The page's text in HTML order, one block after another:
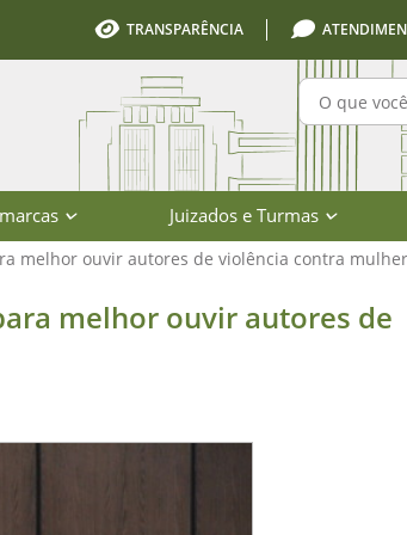
TRANSPARÊNCIA
Juizados e Turmas
melhor ouvir autores de violência contra mulher
ouvir autores de
melhor ouvir autores de